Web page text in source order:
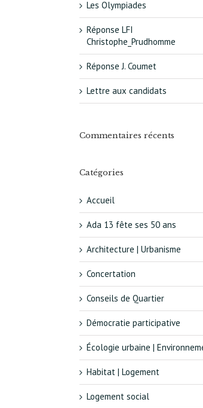
Les Olympiades
Réponse LFI
Christophe_Prudhomme
Réponse J. Coumet
Lettre aux candidats
Commentaires récents
Catégories
Accueil
Ada 13 fête ses 50 ans
Architecture | Urbanisme
Concertation
Conseils de Quartier
Démocratie participative
Écologie urbaine |
Habitat | Logement
Logement social